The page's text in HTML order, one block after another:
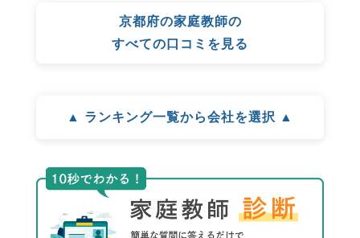
京都府の家庭教師の
すべての口コミを見る
▲ ランキング一覧から会社を選択 ▲